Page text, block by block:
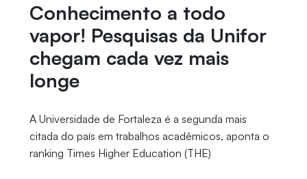
Conhecimento a todo
vapor! Pesquisas da Unifor
chegam cada vez mais
longe
A Universidade de Fortaleza é a segunda mais
citada do país em trabalhos acadêmicos, aponta o
ranking Times Higher Education (THE)